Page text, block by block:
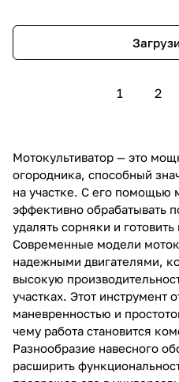
1 2
Мотокультиватор — это
огородника, способный
на участке. С его помощью
эффективно обрабатывать
удалять сорняки и
Современные модели
надежными двигателями,
высокую
участках. Этот инструмент
маневренностью и
чему работа становится
Разнообразие навесного
расширить